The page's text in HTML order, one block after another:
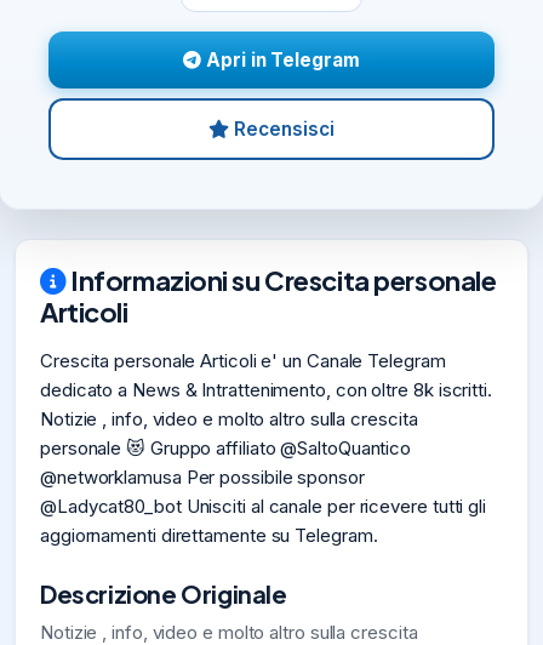
Apri in Telegram
Recensisci
Informazioni su Crescita personale
Articoli
Crescita personale Articoli e' un Canale Telegram
dedicato a News & Intrattenimento, con oltre 8k iscritti.
Notizie , info, video e molto altro sulla crescita
personale 😻 Gruppo affiliato @SaltoQuantico
@networklamusa Per possibile sponsor
@Ladycat80_bot Unisciti al canale per ricevere tutti gli
aggiornamenti direttamente su Telegram.
Descrizione Originale
Notizie , info, video e molto altro sulla crescita